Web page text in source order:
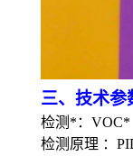
三、技术参
检测*： VOC*
检测原理 ：